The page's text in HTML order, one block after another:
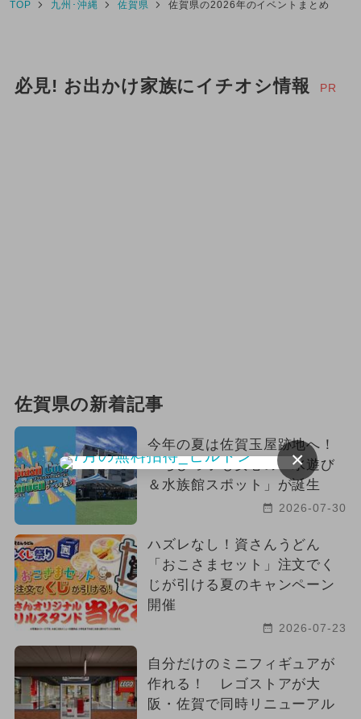
TOP 九州･沖縄 佐賀県 佐賀県の2026年のイベントまとめ
必見! お出かけ家族にイチオシ情報 PR
佐賀県の新着記事
今年の夏は佐賀玉屋跡地へ！
ちびっ子も安心の「水遊び
＆水族館スポット」が誕生
2026-07-30
ハズレなし！資さんうどん
「おこさまセット」注文でく
じが引ける夏のキャンペーン
開催
2026-07-23
自分だけのミニフィギュアが
作れる！ レゴストアが大
阪・佐賀で同時リニューアル
×